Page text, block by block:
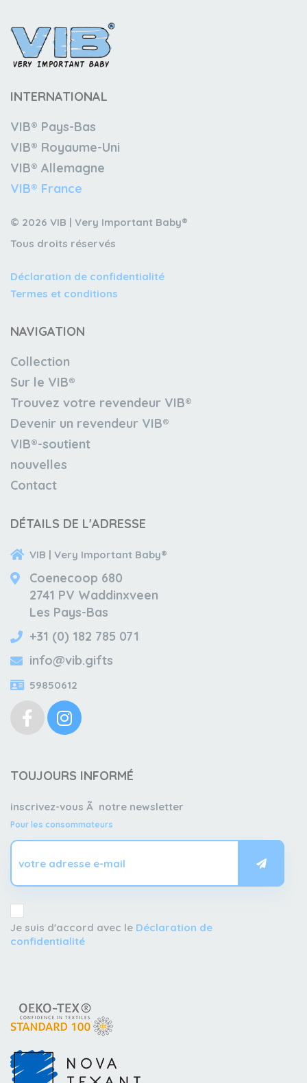
INTERNATIONAL
VIB® Pays-Bas
VIB® Royaume-Uni
VIB® Allemagne
VIB® France
© 2026 VIB | Very Important Baby®
Tous droits réservés
Déclaration de confidentialité
Termes et conditions
NAVIGATION
Collection
Sur le VIB®
Trouvez votre revendeur VIB®
Devenir un revendeur VIB®
VIB®-soutient
nouvelles
Contact
DÉTAILS DE L'ADRESSE
VIB | Very Important Baby®
Coenecoop 680
2741 PV Waddinxveen
Les Pays-Bas
+31 (0) 182 785 071
info@vib.gifts
59850612
TOUJOURS INFORMÉ
inscrivez-vous Ã notre newsletter
Pour les consommateurs
Je suis d'accord avec le Déclaration de
confidentialité